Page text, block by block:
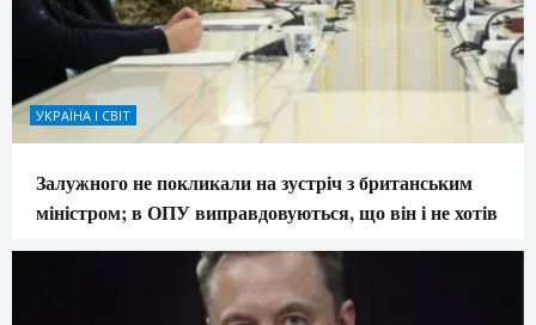
УКРАЇНА І СВІТ
Залужного не покликали на зустріч з британським
міністром; в ОПУ виправдовуються, що він і не хотів